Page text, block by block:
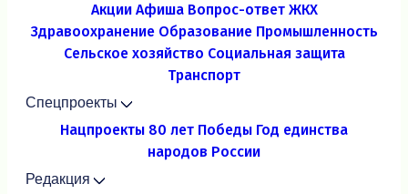
Акции Афиша Вопрос-ответ ЖКХ
Здравоохранение Образование Промышленность
Сельское хозяйство Социальная защита
Транспорт
Спецпроекты
Нацпроекты 80 лет Победы Год единства
народов России
Редакция